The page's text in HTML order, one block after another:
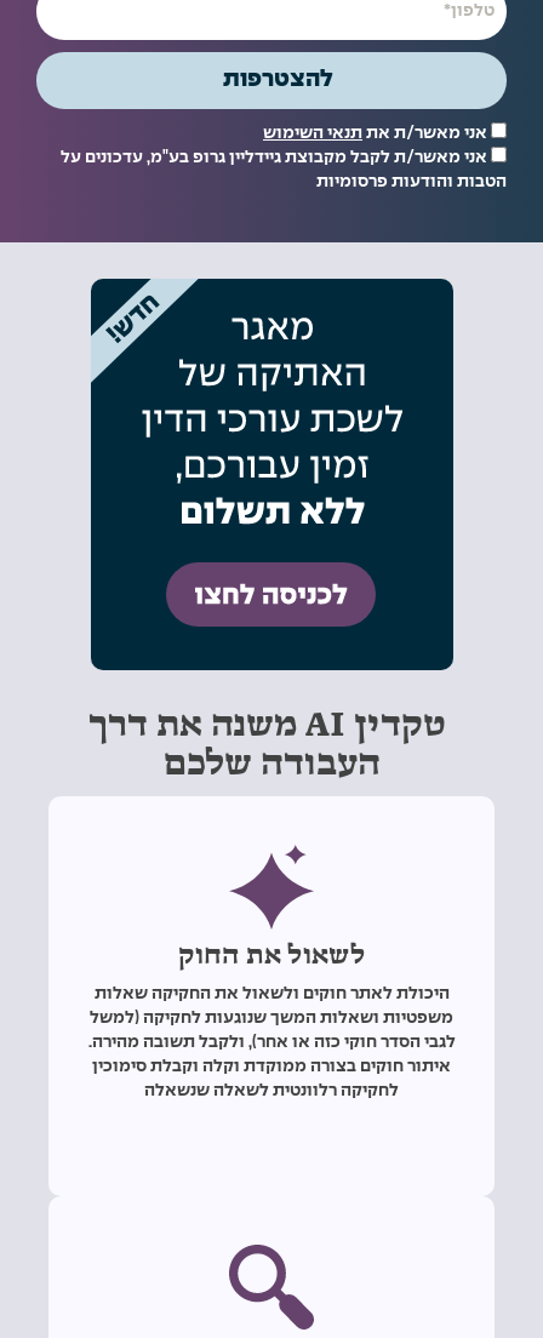
אני מאשר/ת את תנאי השימוש
אני מאשר/ת לקבל מקבוצת גיידליין גרופ בע"מ, עדכונים על
הטבות והודעות פרסומיות
להצטרפות
טקדין AI משנה את דרך
העבודה שלכם
לשאול את החוק
היכולת לאתר חוקים ולשאול את החקיקה שאלות
משפטיות ושאלות המשך שנוגעות לחקיקה (למשל
לגבי הסדר חוקי כזה או אחר), ולקבל תשובה מהירה.
איתור חוקים בצורה ממוקדת וקלה וקבלת סימוכין
לחקיקה רלוונטית לשאלה שנשאלה